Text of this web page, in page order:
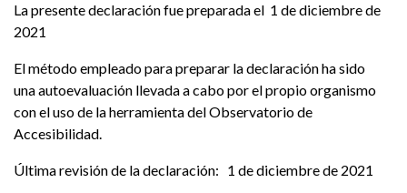
La presente declaración fue preparada el 1 de diciembre de
2021
El método empleado para preparar la declaración ha sido
una autoevaluación llevada a cabo por el propio organismo
con el uso de la herramienta del Observatorio de
Accesibilidad.
Última revisión de la declaración: 1 de diciembre de 2021